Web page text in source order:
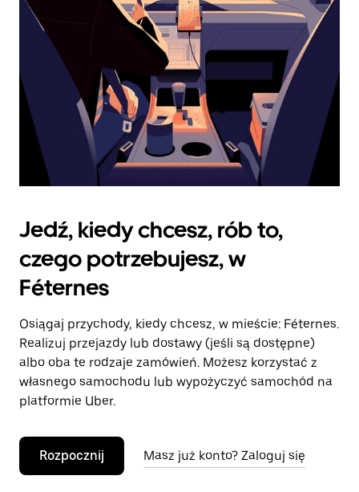
kalendarz.
Jedź, kiedy chcesz, rób to,
czego potrzebujesz, w
Féternes
Osiągaj przychody, kiedy chcesz, w mieście: Féternes.
Realizuj przejazdy lub dostawy (jeśli są dostępne)
albo oba te rodzaje zamówień. Możesz korzystać z
własnego samochodu lub wypożyczyć samochód na
platformie Uber.
Rozpocznij Masz już konto? Zaloguj się